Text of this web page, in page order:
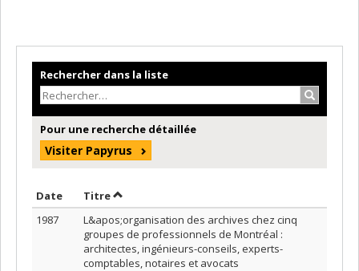
Rechercher dans la liste
Pour une recherche détaillée
Visiter Papyrus
Date Trier par date en ordre décroissant
TitreTrier par titre en ordre décroissant
1987
L&apos;organisation des archives chez cinq
groupes de professionnels de Montréal :
architectes, ingénieurs-conseils, experts-
comptables, notaires et avocats